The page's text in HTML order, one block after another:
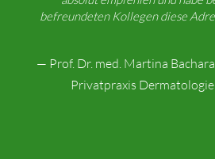
befreundeten Kollegen diese
— Prof. Dr. med. Martina
Privatpraxis